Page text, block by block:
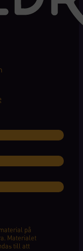
på
Materialet
till att